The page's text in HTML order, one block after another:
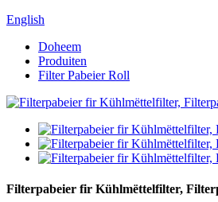
English
Doheem
Produiten
Filter Pabeier Roll
Filterpabeier fir Kühlmëttelfilter,